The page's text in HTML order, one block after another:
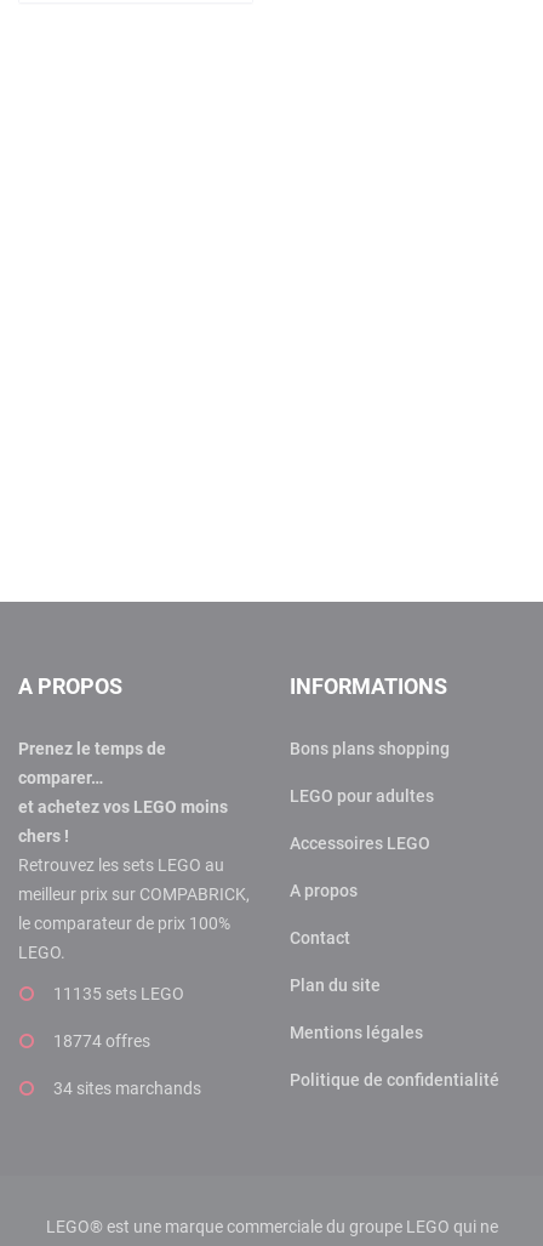
A PROPOS
Prenez le temps de
comparer…
et achetez vos LEGO moins
chers !
Retrouvez les sets LEGO au
meilleur prix sur COMPABRICK,
le comparateur de prix 100%
LEGO.
11135 sets LEGO
18774 offres
34 sites marchands
INFORMATIONS
Bons plans shopping
LEGO pour adultes
Accessoires LEGO
A propos
Contact
Plan du site
Mentions légales
Politique de confidentialité
LEGO® est une marque commerciale du groupe LEGO qui ne